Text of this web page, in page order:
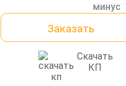
Заказать
Скачать
КП